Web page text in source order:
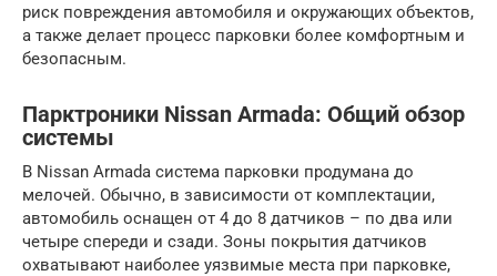
риск повреждения автомобиля и окружающих объектов,
а также делает процесс парковки более комфортным и
безопасным.
Парктроники Nissan Armada: Общий обзор
системы
В Nissan Armada система парковки продумана до
мелочей. Обычно, в зависимости от комплектации,
автомобиль оснащен от 4 до 8 датчиков – по два или
четыре спереди и сзади. Зоны покрытия датчиков
охватывают наиболее уязвимые места при парковке,